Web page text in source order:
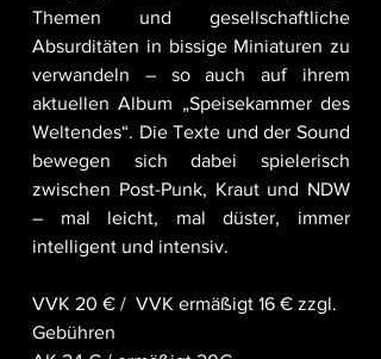
Themen und gesellschaftliche
Absurditäten in bissige Miniaturen zu
verwandeln – so auch auf ihrem
aktuellen Album „Speisekammer des
Weltendes“. Die Texte und der Sound
bewegen sich dabei spielerisch
zwischen Post-Punk, Kraut und NDW
– mal leicht, mal düster, immer
intelligent und intensiv.
VVK 20 € /  VVK ermäßigt 16 € zzgl.
Gebühren